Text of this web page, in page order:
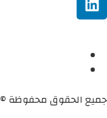
جميع الحقوق محفوظة © 2024